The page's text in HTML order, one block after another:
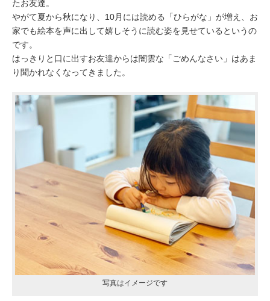
たお友達。
やがて夏から秋になり、10月には読める「ひらがな」が増え、お
家でも絵本を声に出して嬉しそうに読む姿を見せているというの
です。
はっきりと口に出すお友達からは闇雲な「ごめんなさい」はあま
り聞かれなくなってきました。
写真はイメージです